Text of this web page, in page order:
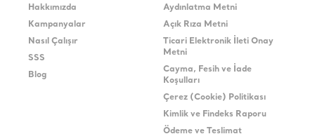
Hakkımızda
Kampanyalar
Nasıl Çalışır
SSS
Blog
Aydınlatma Metni
Açık Rıza Metni
Ticari Elektronik İleti Onay
Metni
Cayma, Fesih ve İade
Koşulları
Çerez (Cookie) Politikası
Kimlik ve Findeks Raporu
Ödeme ve Teslimat